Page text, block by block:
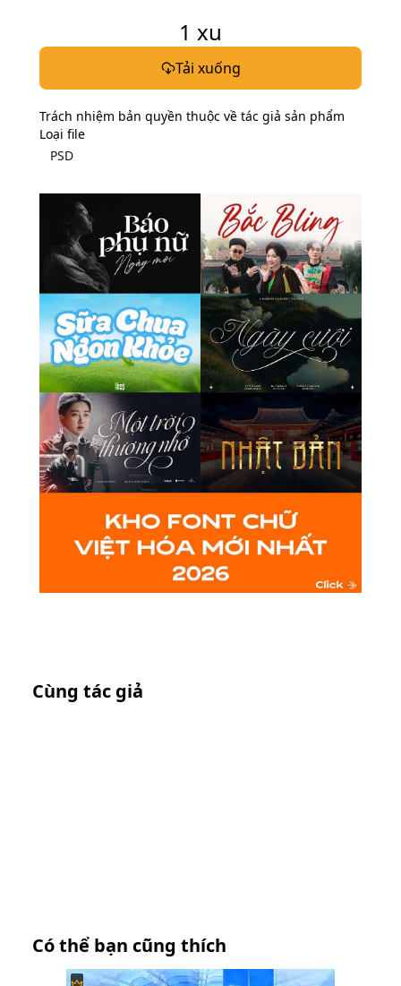
1 xu
Tải xuống
Trách nhiệm bản quyền thuộc về tác giả sản phẩm
Loại file
PSD
Cùng tác giả
Có thể bạn cũng thích